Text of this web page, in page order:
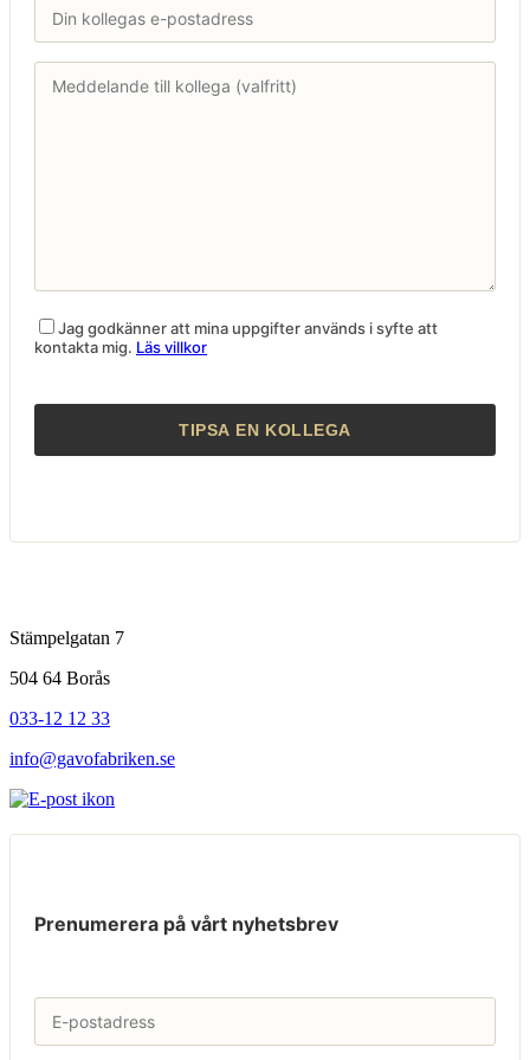
Jag godkänner att mina uppgifter används i syfte att
kontakta mig. Läs villkor
Stämpelgatan 7
504 64 Borås
033-12 12 33
info@gavofabriken.se
Prenumerera på vårt nyhetsbrev